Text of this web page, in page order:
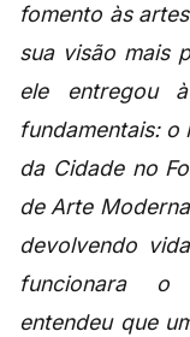
fomento às
sua visão mais
ele entregou
fundamentais: o
da Cidade no
de Arte
devolvendo
funcionara o
entendeu que